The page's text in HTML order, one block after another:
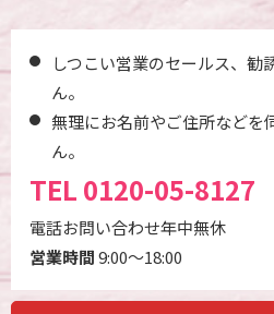
しつこい営業のセールス、勧
ん。
無理にお名前やご住所などを
ん。
TEL 0120-05-8127
電話お問い合わせ年中無休
営業時間9:00～18:00